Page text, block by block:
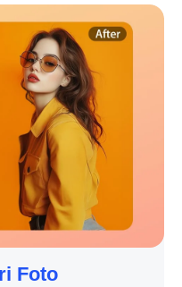
Foto